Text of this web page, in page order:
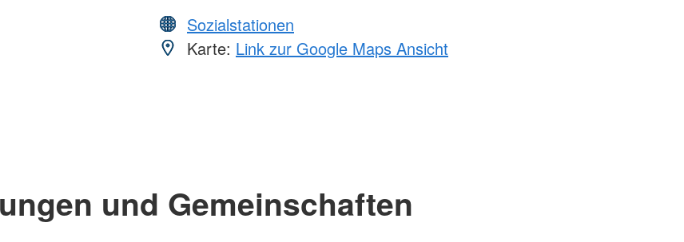
Sozialstationen
Karte: Link zur Google Maps Ansicht
und Gemeinschaften